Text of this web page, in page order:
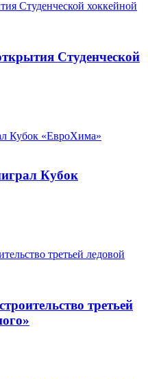
Студенческой
Кубок
третьей